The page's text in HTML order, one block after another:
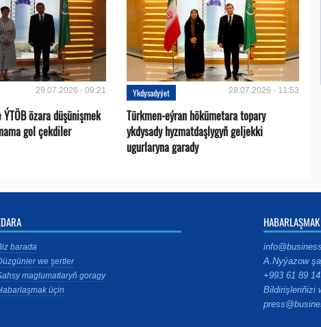
29.07.2026 - 09:21
özara düşünişmek
gol çekdiler
Ykdysadyýet 28.07.2026 - 11:53
Türkmen-eýran hökümetara topary
ykdysady hyzmatdaşlygyň geljekki
ugurlaryna garady
barada
we şertler
maglumatlaryň goragy
üçin
A.Nyýazow
+993 61 89
Bildirişleriňizi